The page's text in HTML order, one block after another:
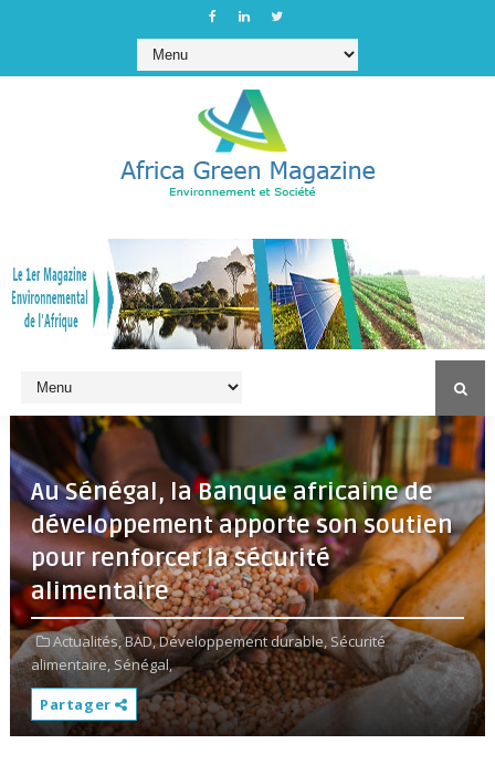
Au Sénégal, la Banque africaine de
développement apporte son soutien
pour renforcer la sécurité
alimentaire
Actualités,BAD,Développement durable,Sécurité
alimentaire, Sénégal,
Partager